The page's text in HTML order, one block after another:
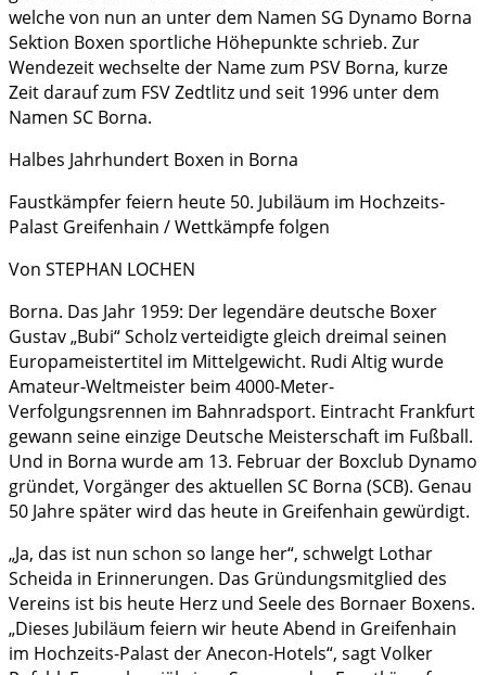
welche von nun an unter dem Namen SG Dynamo Borna
Sektion Boxen sportliche Höhepunkte schrieb. Zur
Wendezeit wechselte der Name zum PSV Borna, kurze
Zeit darauf zum FSV Zedtlitz und seit 1996 unter dem
Namen SC Borna.
Halbes Jahrhundert Boxen in Borna
Faustkämpfer feiern heute 50. Jubiläum im Hochzeits-
Palast Greifenhain / Wettkämpfe folgen
Von STEPHAN LOCHEN
Borna. Das Jahr 1959: Der legendäre deutsche Boxer
Gustav „Bubi“ Scholz verteidigte gleich dreimal seinen
Europameistertitel im Mittelgewicht. Rudi Altig wurde
Amateur-Weltmeister beim 4000-Meter-
Verfolgungsrennen im Bahnradsport. Eintracht Frankfurt
gewann seine einzige Deutsche Meisterschaft im Fußball.
Und in Borna wurde am 13. Februar der Boxclub Dynamo
gründet, Vorgänger des aktuellen SC Borna (SCB). Genau
50 Jahre später wird das heute in Greifenhain gewürdigt.
„Ja, das ist nun schon so lange her“, schwelgt Lothar
Scheida in Erinnerungen. Das Gründungsmitglied des
Vereins ist bis heute Herz und Seele des Bornaer Boxens.
„Dieses Jubiläum feiern wir heute Abend in Greifenhain
im Hochzeits-Palast der Anecon-Hotels“, sagt Volker